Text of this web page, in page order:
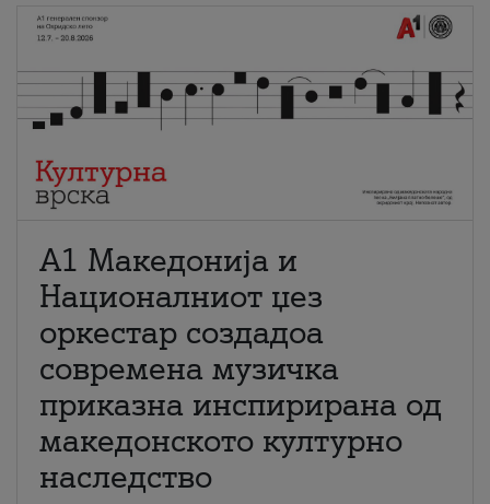
А1 Македонија и
Националниот џез
оркестар создадоа
современа музичка
приказна инспирирана од
македонското културно
наследство